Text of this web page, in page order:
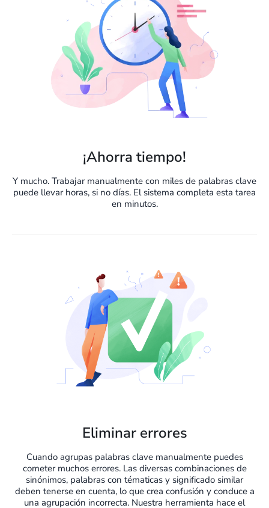
¡Ahorra tiempo!
Y mucho. Trabajar manualmente con miles de palabras clave
puede llevar horas, si no días. El sistema completa esta tarea
en minutos.
Eliminar errores
Cuando agrupas palabras clave manualmente puedes
cometer muchos errores. Las diversas combinaciones de
sinónimos, palabras con tématicas y significado similar
deben tenerse en cuenta, lo que crea confusión y conduce a
una agrupación incorrecta. Nuestra herramienta hace el